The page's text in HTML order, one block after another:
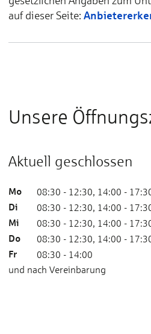
auf dieser Seite:
Unsere
Aktuell geschlossen
Mo 08:30 - 12:30, 14:00 -
Di 08:30 - 12:30, 14:00 -
Mi 08:30 - 12:30, 14:00 -
Do 08:30 - 12:30, 14:00 -
Fr
08:30 - 14:00
und nach Vereinbarung